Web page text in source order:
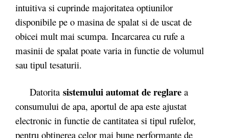
intuitiva si cuprinde majoritatea optiunilor
disponibile pe o masina de spalat si de uscat de
obicei mult mai scumpa. Incarcarea cu rufe a
masinii de spalat poate varia in functie de volumul
sau tipul tesaturii.
Datorita sistemului automat de reglare a
consumului de apa, aportul de apa este ajustat
electronic in functie de cantitatea si tipul rufelor,
pentru obtinerea celor mai bune performante de